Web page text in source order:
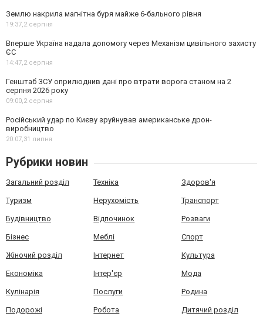
Землю накрила магнітна буря майже 6-бального рівня
19:37,2 серпня
Вперше Україна надала допомогу через Механізм цивільного захисту
ЄС
14:47,2 серпня
Генштаб ЗСУ оприлюднив дані про втрати ворога станом на 2
серпня 2026 року
09:00,2 серпня
Російський удар по Києву зруйнував американське дрон-
виробництво
20:07,31 липня
Рубрики новин
Загальний розділ Техніка Здоров'я
Туризм Нерухомість Транспорт
Будівництво Відпочинок Розваги
Бізнес Меблі Спорт
Жіночий розділ Інтернет Культура
Економіка Інтер'єр Мода
Кулінарія Послуги Родина
Подорожі Робота Дитячий розділ